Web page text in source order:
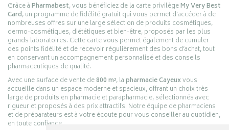
Grâce àPharmabest, vous bénéficiez de la carte privilègeMy Very Best
Card, un programme de fidélité gratuit qui vous permet d’accéder à de
nombreuses offres sur une large sélection de produits cosmétiques,
dermo-cosmétiques, diététiques et bien-être, proposés par les plus
grands laboratoires. Cette carte vous permet également de cumuler
des points fidélité et de recevoir régulièrement des bons d’achat, tout
en conservant un accompagnement personnalisé et des conseils
pharmaceutiques de qualité.
Avec une surface de vente de800 m², lapharmacie Cayeuxvous
accueille dans un espace moderne et spacieux, offrant un choix très
large de produits en pharmacie et parapharmacie, sélectionnés avec
rigueur et proposés à des prix attractifs. Notre équipe de pharmaciens
et de préparateurs est à votre écoute pour vous conseiller au quotidien,
en toute confiance.